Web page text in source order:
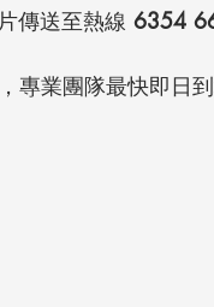
傳送至熱線 6354
專業團隊最快即日